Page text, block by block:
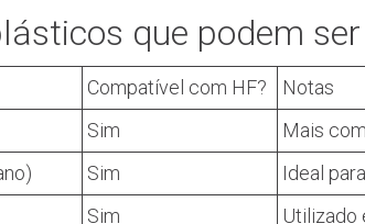
que podem
Compatível com HF?
Notas
Sim
Mais
Sim
Ideal
Sim
Utilizado